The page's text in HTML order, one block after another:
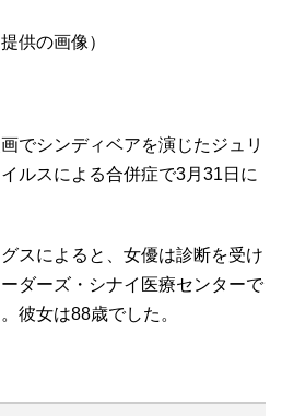
供の画像）
でシンディベアを演じたジュリ
ルスによる合併症で3月31日に
スによると、女優は診断を受け
ダーズ・シナイ医療センターで
彼女は88歳でした。